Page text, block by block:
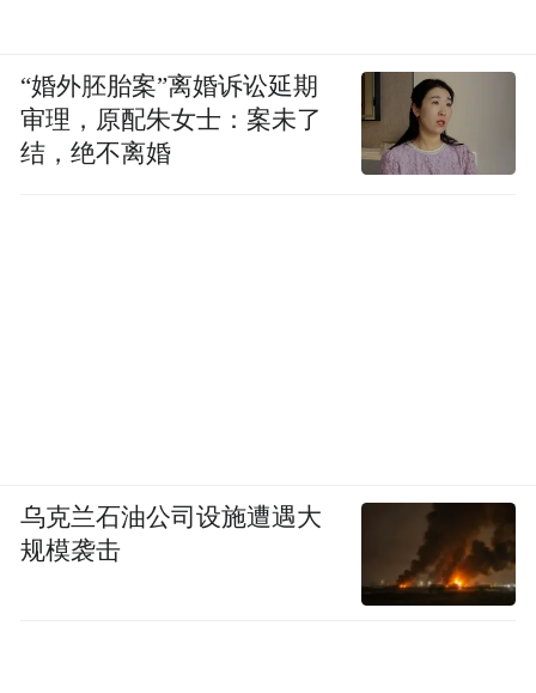
“婚外胚胎案”离婚诉讼延期
审理，原配朱女士：案未了
结，绝不离婚
乌克兰石油公司设施遭遇大
规模袭击